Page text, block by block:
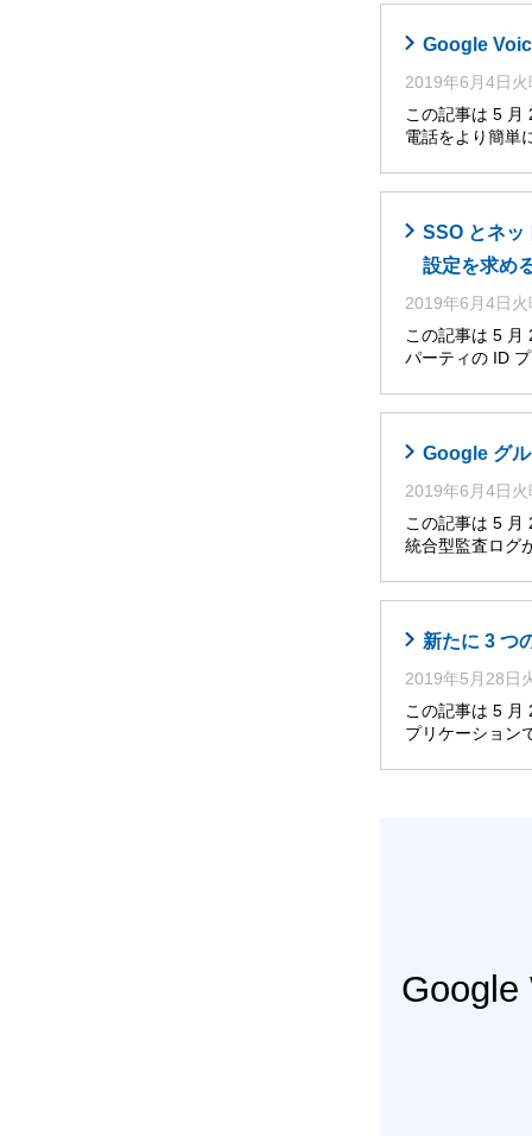
Google
2019年6月4日火
この記事は 5 月
電話をより簡単
SSO とネッ
設定を求め
2019年6月4日火
この記事は 5 月
パーティの ID
Google グ
2019年6月4日火
この記事は 5 月
統合型監査ログ
新たに 3 つ
2019年5月28日
この記事は 5 月
プリケーション
Google